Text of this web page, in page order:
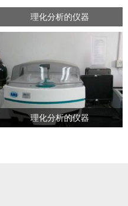
理化分析的仪器
理化分析的仪器